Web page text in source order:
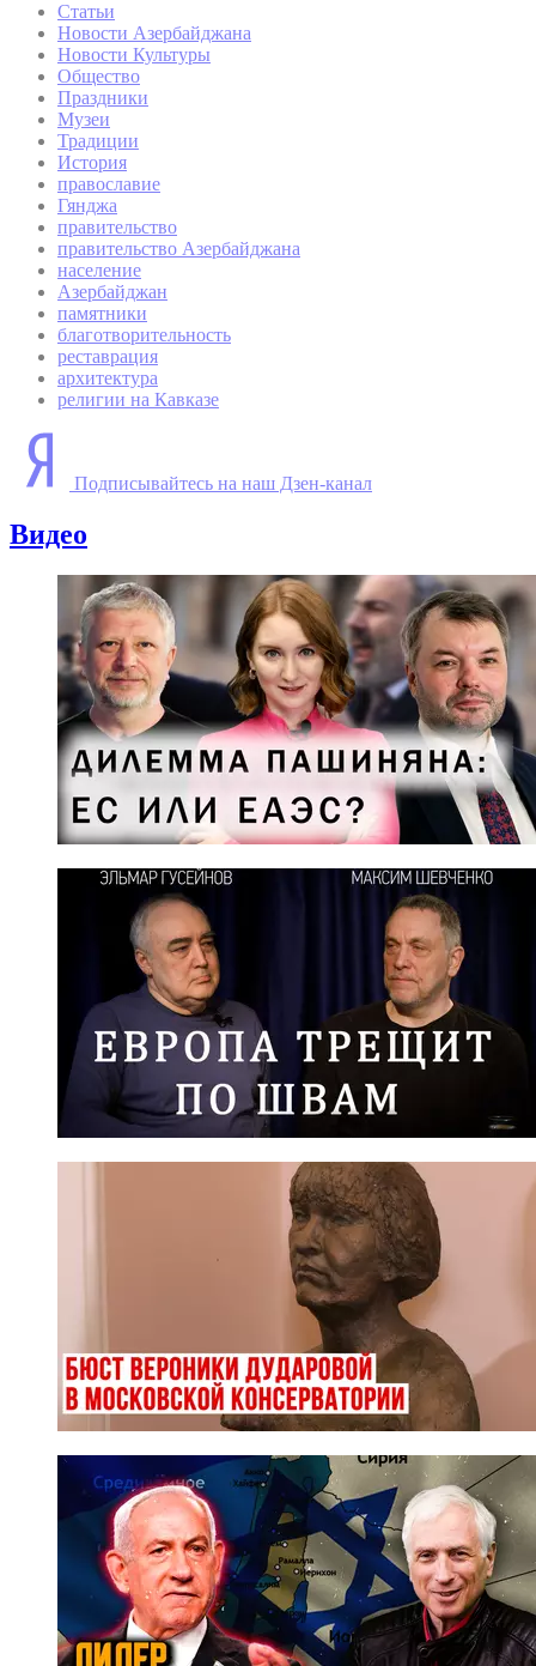
Статьи
Новости Азербайджана
Новости Культуры
Общество
Праздники
Музеи
Традиции
История
православие
Гянджа
правительство
правительство Азербайджана
население
Азербайджан
памятники
благотворительность
реставрация
архитектура
религии на Кавказе
Подписывайтесь на наш Дзен-канал
Видео